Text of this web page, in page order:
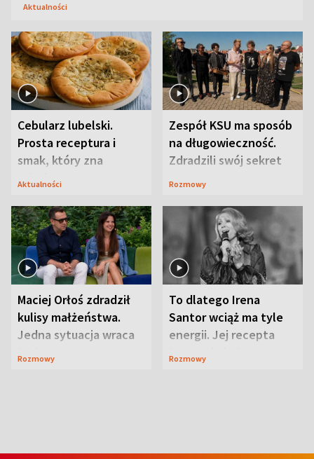
Aktualności
Cebularz lubelski.
Prosta receptura i
smak, który zna
Lubelszczyzna
Aktualności
Zespół KSU ma sposób
na długowieczność.
Zdradzili swój sekret
Rozmowy
Maciej Orłoś zdradził
kulisy małżeństwa.
Jedna sytuacja wraca
jak bumerang
Rozmowy
To dlatego Irena
Santor wciąż ma tyle
energii. Jej recepta
jest zaskakująco
Rozmowy